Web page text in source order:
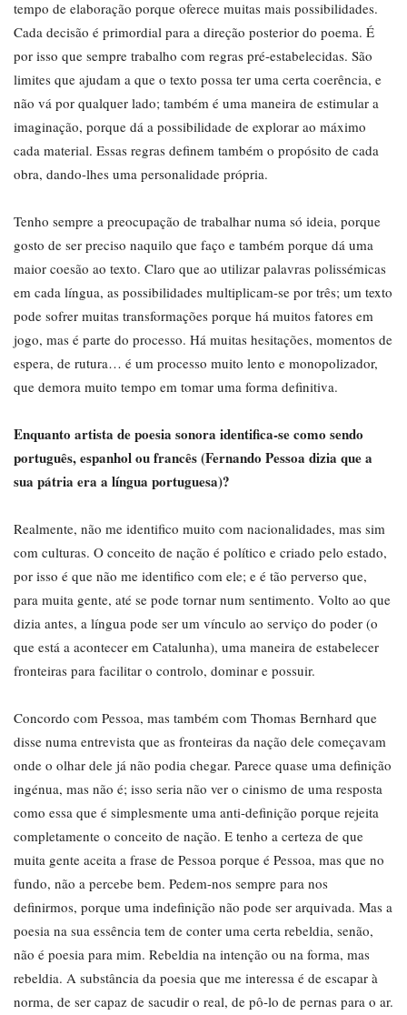
tempo de elaboração porque oferece muitas mais possibilidades.
Cada decisão é primordial para a direção posterior do poema. É
por isso que sempre trabalho com regras pré-estabelecidas. São
limites que ajudam a que o texto possa ter uma certa coerência, e
não vá por qualquer lado; também é uma maneira de estimular a
imaginação, porque dá a possibilidade de explorar ao máximo
cada material. Essas regras definem também o propósito de cada
obra, dando-lhes uma personalidade própria.
Tenho sempre a preocupação de trabalhar numa só ideia, porque
gosto de ser preciso naquilo que faço e também porque dá uma
maior coesão ao texto. Claro que ao utilizar palavras polissémicas
em cada língua, as possibilidades multiplicam-se por três; um texto
pode sofrer muitas transformações porque há muitos fatores em
jogo, mas é parte do processo. Há muitas hesitações, momentos de
espera, de rutura… é um processo muito lento e monopolizador,
que demora muito tempo em tomar uma forma definitiva.
Enquanto artista de poesia sonora identifica-se como sendo
português, espanhol ou francês (Fernando Pessoa dizia que a
sua pátria era a língua portuguesa)?
Realmente, não me identifico muito com nacionalidades, mas sim
com culturas. O conceito de nação é político e criado pelo estado,
por isso é que não me identifico com ele; e é tão perverso que,
para muita gente, até se pode tornar num sentimento. Volto ao que
dizia antes, a língua pode ser um vínculo ao serviço do poder (o
que está a acontecer em Catalunha), uma maneira de estabelecer
fronteiras para facilitar o controlo, dominar e possuir.
Concordo com Pessoa, mas também com Thomas Bernhard que
disse numa entrevista que as fronteiras da nação dele começavam
onde o olhar dele já não podia chegar. Parece quase uma definição
ingénua, mas não é; isso seria não ver o cinismo de uma resposta
como essa que é simplesmente uma anti-definição porque rejeita
completamente o conceito de nação. E tenho a certeza de que
muita gente aceita a frase de Pessoa porque é Pessoa, mas que no
fundo, não a percebe bem. Pedem-nos sempre para nos
definirmos, porque uma indefinição não pode ser arquivada. Mas a
poesia na sua essência tem de conter uma certa rebeldia, senão,
não é poesia para mim. Rebeldia na intenção ou na forma, mas
rebeldia. A substância da poesia que me interessa é de escapar à
norma, de ser capaz de sacudir o real, de pô-lo de pernas para o ar.